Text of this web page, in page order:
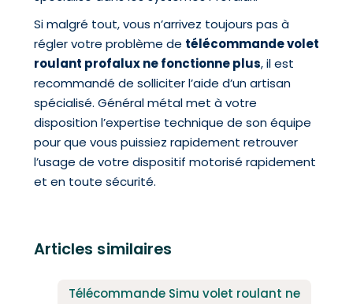
Si malgré tout, vous n’arrivez toujours pas à
régler votre problème de télécommande volet
roulant profalux ne fonctionne plus, il est
recommandé de solliciter l’aide d’un artisan
spécialisé. Général métal met à votre
disposition l’expertise technique de son équipe
pour que vous puissiez rapidement retrouver
l’usage de votre dispositif motorisé rapidement
et en toute sécurité.
Articles similaires
Télécommande Simu volet roulant ne